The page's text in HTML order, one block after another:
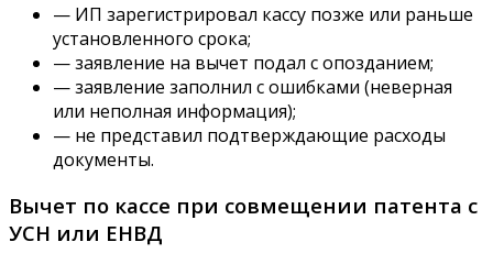
— ИП зарегистрировал кассу позже или раньше
установленного срока;
— заявление на вычет подал с опозданием;
— заявление заполнил с ошибками (неверная
или неполная информация);
— не представил подтверждающие расходы
документы.
Вычет по кассе при совмещении патента с
УСН или ЕНВД